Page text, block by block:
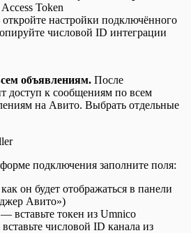
Token
настройки подключённого
числовой ID интеграции
объявлениям. После
доступ к сообщениям по всем
на Авито. Выбрать отдельные
подключения заполните поля:
он будет отображаться в панели
Авито»)
— вставьте токен из Umnico
числовой ID канала из